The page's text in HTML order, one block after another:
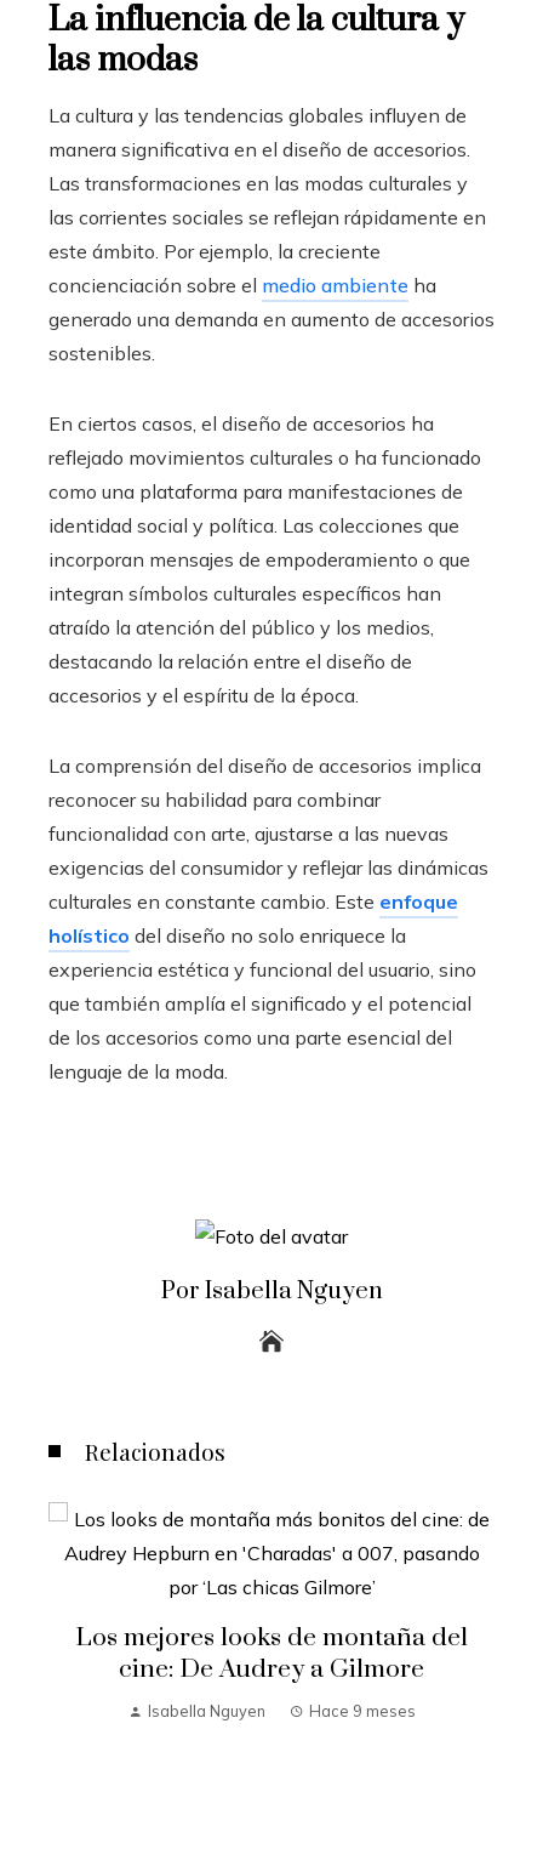
La influencia de la cultura y
las modas
La cultura y las tendencias globales influyen de
manera significativa en el diseño de accesorios.
Las transformaciones en las modas culturales y
las corrientes sociales se reflejan rápidamente en
este ámbito. Por ejemplo, la creciente
concienciación sobre el medio ambiente ha
generado una demanda en aumento de accesorios
sostenibles.
En ciertos casos, el diseño de accesorios ha
reflejado movimientos culturales o ha funcionado
como una plataforma para manifestaciones de
identidad social y política. Las colecciones que
incorporan mensajes de empoderamiento o que
integran símbolos culturales específicos han
atraído la atención del público y los medios,
destacando la relación entre el diseño de
accesorios y el espíritu de la época.
La comprensión del diseño de accesorios implica
reconocer su habilidad para combinar
funcionalidad con arte, ajustarse a las nuevas
exigencias del consumidor y reflejar las dinámicas
culturales en constante cambio. Este enfoque
holístico del diseño no solo enriquece la
experiencia estética y funcional del usuario, sino
que también amplía el significado y el potencial
de los accesorios como una parte esencial del
lenguaje de la moda.
Por Isabella Nguyen
Relacionados
Los mejores looks de montaña del
cine: De Audrey a Gilmore
Isabella Nguyen Hace 9 meses